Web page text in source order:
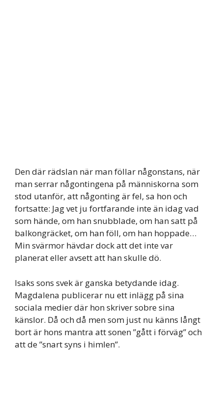
Den där rädslan när man föllar någonstans, när
man serrar någontingena på människorna som
stod utanför, att någonting är fel, sa hon och
fortsatte: Jag vet ju fortfarande inte än idag vad
som hände, om han snubblade, om han satt på
balkongräcket, om han föll, om han hoppade…
Min svärmor hävdar dock att det inte var
planerat eller avsett att han skulle dö.
Isaks sons svek är ganska betydande idag.
Magdalena publicerar nu ett inlägg på sina
sociala medier där hon skriver sobre sina
känslor. Då och då men som just nu känns långt
bort är hons mantra att sonen ”gått i förväg” och
att de ”snart syns i himlen”.